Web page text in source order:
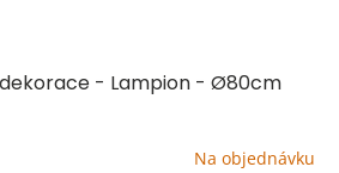
dekorace - Lampion - Ø80cm
Na objednávku